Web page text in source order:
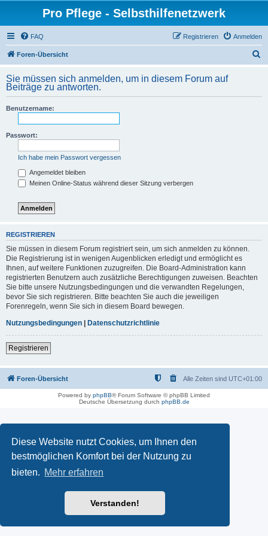
Diese Website nutzt Cookies, um Ihnen den
bestmöglichen Komfort bei der Nutzung zu
bieten. Mehr erfahren
Verstanden!
Pro Pflege - Selbsthilfenetzwerk
FAQ Anmelden
Registrieren
Foren-Übersicht
h
Sie müssen sich anmelden, um in diesem Forum auf
Beiträge zu antworten.
Benutzername:
Passwort:
Ich habe mein Passwort vergessen
Angemeldet bleiben
Meinen Online-Status während dieser Sitzung verbergen
REGISTRIEREN
Sie müssen in diesem Forum registriert sein, um sich anmelden zu können.
Die Registrierung ist in wenigen Augenblicken erledigt und ermöglicht es
Ihnen, auf weitere Funktionen zuzugreifen. Die Board-Administration kann
registrierten Benutzern auch zusätzliche Berechtigungen zuweisen. Beachten
Sie bitte unsere Nutzungsbedingungen und die verwandten Regelungen,
bevor Sie sich registrieren. Bitte beachten Sie auch die jeweiligen
Forenregeln, wenn Sie sich in diesem Board bewegen.
Nutzungsbedingungen | Datenschutzrichtlinie
Registrieren
Foren-Übersicht Alle Zeiten sind UTC+01:00
Powered by phpBB® Forum Software © phpBB Limited
Deutsche Übersetzung durch phpBB.de